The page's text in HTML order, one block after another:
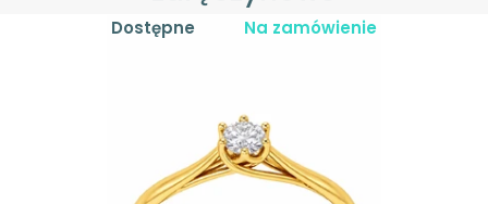
Dostępne Na zamówienie